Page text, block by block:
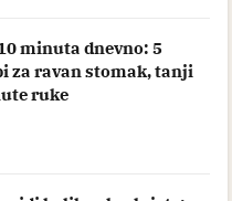
minuta dnevno: 5
za ravan stomak, tanji
ruke